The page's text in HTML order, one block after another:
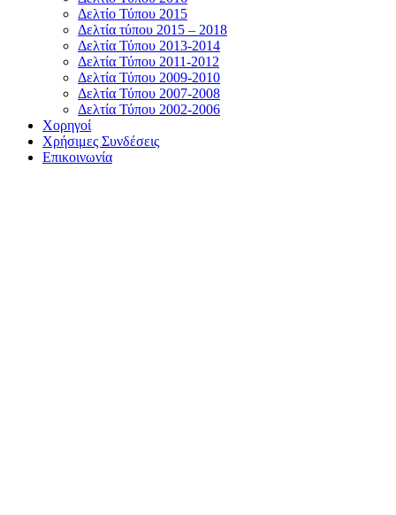
Δελτίο Τύπου 2015
Δελτία τύπου 2015 – 2018
Δελτία Τύπου 2013-2014
Δελτία Τύπου 2011-2012
Δελτία Τύπου 2009-2010
Δελτία Τύπου 2007-2008
Δελτία Τύπου 2002-2006
Χορηγοί
Χρήσιμες Συνδέσεις
Επικοινωνία